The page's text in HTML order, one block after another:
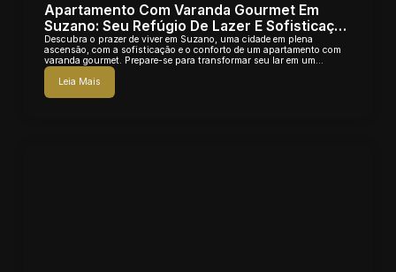
Apartamento Com Varanda Gourmet Em
Suzano: Seu Refúgio De Lazer E Sofisticação
Te Espera!
Descubra o prazer de viver em Suzano, uma cidade em plena
ascensão, com a sofisticação e o conforto de um apartamento com
varanda gourmet. Prepare-se para transformar seu lar em um
verdadeiro oásis de lazer e...
Leia Mais